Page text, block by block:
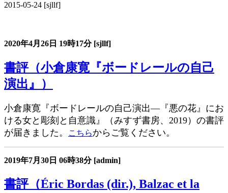
2015-05-24 [sjllf]
2020年4月26日 19時17分 [sjllf]
書評（小倉康寛『ボードレールの自己
演出』）
小倉康寛『ボードレールの自己演出―『悪の花』にお
ける女と彫刻と自意識』（みすず書房、2019）の書評
が届きました。
こちらからご覧ください。
2019年7月30日 06時38分 [admin]
書評（Éric Bordas (dir.), Balzac et la